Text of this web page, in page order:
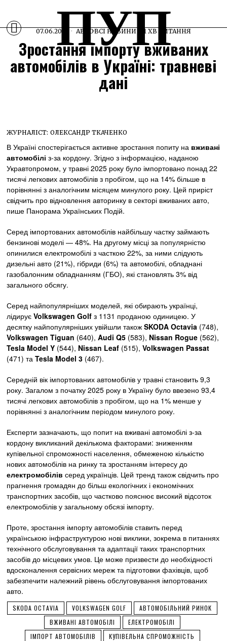
ПУП
07.06.2025 АВТО·ВСІ НОВИНИ 1 ХВ ЧИТАННЯ
Зростання імпорту вживаних
автомобілів в Україні: травневі
дані
ЖУРНАЛІСТ: ОЛЕКСАНДР ТКАЧЕНКО
В Україні спостерігається активне зростання попиту на вживані
автомобілі з-за кордону. Згідно з інформацією, наданою
Укравтопромом, у травні 2025 року було імпортовано понад 22
тисячі легкових автомобілів з пробігом, що на 14% більше в
порівнянні з аналогічним місяцем минулого року. Цей приріст
свідчить про відновлення авторинку в секторі вживаних авто,
пише Панорама Українських Подій.
Серед імпортованих автомобілів найбільшу частку займають
бензинові моделі — 48%. На другому місці за популярністю
опинилися електромобілі з часткою 22%, за ними слідують
дизельні авто (21%), гібриди (6%) та автомобілі, обладнані
газобалонним обладнанням (ГБО), які становлять 3% від
загального обсягу.
Серед найпопулярніших моделей, які обирають українці,
лідируєVolkswagen Golf з 1131 проданою одиницею. У
десятку найпопулярніших увійшли такожSKODA Octavia (748),
Volkswagen Tiguan (640),Audi Q5 (583), Nissan Rogue (562),
Tesla Model Y (544), Nissan Leaf (515),Volkswagen Passat
(471) таTesla Model 3 (467).
Середній вік імпортованих автомобілів у травні становить 9,3
року. Загалом з початку 2025 року в Україну було ввезено 93,4
тисячі легкових автомобілів з пробігом, що на 1% менше у
порівнянні з аналогічним періодом минулого року.
Експерти зазначають, що попит на вживані автомобілі з-за
кордону викликаний декількома факторами: зниженням
купівельної спроможності населення, обмеженою кількістю
нових автомобілів на ринку та зростанням інтересу до
електромобілів серед українців. Цей тренд також свідчить про
прагнення громадян до більш екологічних і економічних
транспортних засобів, що частково пояснює високий відсоток
електромобілів у загальному обсязі імпорту.
Проте, зростання імпорту автомобілів ставить перед
українською інфраструктурою нові виклики, зокрема в питаннях
технічного обслуговування та адаптації таких транспортних
засобів до місцевих умов. Це може призвести до необхідності
вдосконалення сервісних мереж та підготовки фахівців, щоб
забезпечити належний рівень обслуговування імпортованих
авто.
SKODA OCTAVIA VOLKSWAGEN GOLF
АВТОМОБІЛЬНИЙ РИНОК
ВЖИВАНІ АВТОМОБІЛІ
ЕЛЕКТРОМОБІЛІ
ІМПОРТ АВТОМОБІЛІВ
КУПІВЕЛЬНА СПРОМОЖНІСТЬ